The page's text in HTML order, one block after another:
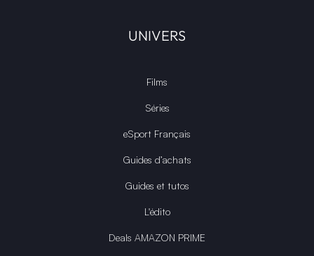
UNIVERS
Films
Séries
eSport Français
Guides d’achats
Guides et tutos
L'édito
Deals AMAZON PRIME